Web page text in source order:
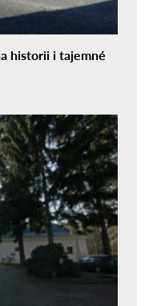
historii i tajemné